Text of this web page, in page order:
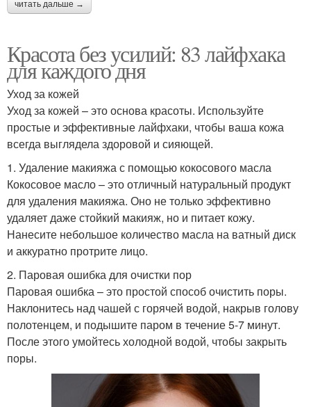
читать дальше →
Красота без усилий: 83 лайфхака
для каждого дня
Уход за кожей
Уход за кожей – это основа красоты. Используйте
простые и эффективные лайфхаки, чтобы ваша кожа
всегда выглядела здоровой и сияющей.
1. Удаление макияжа с помощью кокосового масла
Кокосовое масло – это отличный натуральный продукт
для удаления макияжа. Оно не только эффективно
удаляет даже стойкий макияж, но и питает кожу.
Нанесите небольшое количество масла на ватный диск
и аккуратно протрите лицо.
2. Паровая ошибка для очистки пор
Паровая ошибка – это простой способ очистить поры.
Наклонитесь над чашей с горячей водой, накрыв голову
полотенцем, и подышите паром в течение 5-7 минут.
После этого умойтесь холодной водой, чтобы закрыть
поры.